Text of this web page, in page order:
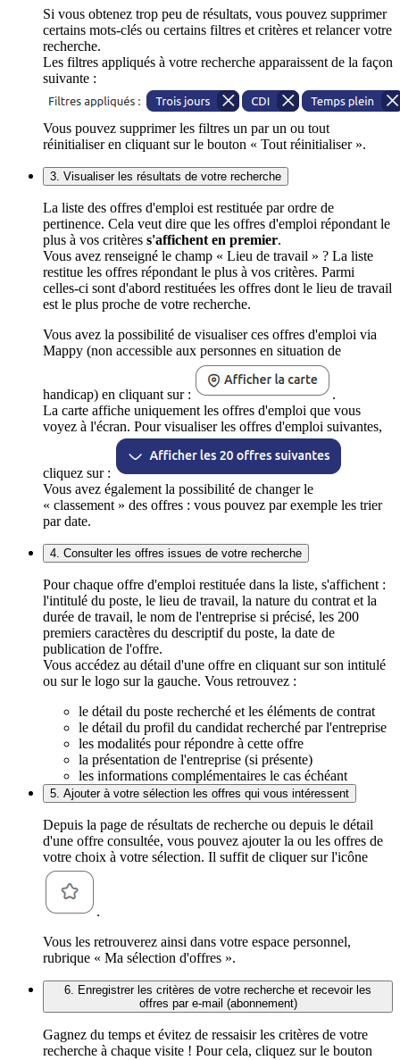
Si vous obtenez trop peu de résultats, vous pouvez supprimer
certains mots-clés ou certains filtres et critères et relancer votre
recherche.
Les filtres appliqués à votre recherche apparaissent de la façon
suivante :
Vous pouvez supprimer les filtres un par un ou tout
réinitialiser en cliquant sur le bouton « Tout réinitialiser ».
3. Visualiser les résultats de votre recherche
La liste des offres d'emploi est restituée par ordre de
pertinence. Cela veut dire que les offres d'emploi répondant le
plus à vos critères s'affichent en premier.
Vous avez renseigné le champ « Lieu de travail » ? La liste
restitue les offres répondant le plus à vos critères. Parmi
celles-ci sont d'abord restituées les offres dont le lieu de travail
est le plus proche de votre recherche.
Vous avez la possibilité de visualiser ces offres d'emploi via
Mappy (non accessible aux personnes en situation de
handicap) en cliquant sur :
.
La carte affiche uniquement les offres d'emploi que vous
voyez à l'écran. Pour visualiser les offres d'emploi suivantes,
cliquez sur :
Vous avez également la possibilité de changer le
« classement » des offres : vous pouvez par exemple les trier
par date.
4. Consulter les offres issues de votre recherche
Pour chaque offre d'emploi restituée dans la liste, s'affichent :
l'intitulé du poste, le lieu de travail, la nature du contrat et la
durée de travail, le nom de l'entreprise si précisé, les 200
premiers caractères du descriptif du poste, la date de
publication de l'offre.
Vous accédez au détail d'une offre en cliquant sur son intitulé
ou sur le logo sur la gauche. Vous retrouvez :
le détail du poste recherché et les éléments de contrat
le détail du profil du candidat recherché par l'entreprise
les modalités pour répondre à cette offre
la présentation de l'entreprise (si présente)
les informations complémentaires le cas échéant
5. Ajouter à votre sélection les offres qui vous intéressent
Depuis la page de résultats de recherche ou depuis le détail
d'une offre consultée, vous pouvez ajouter la ou les offres de
votre choix à votre sélection. Il suffit de cliquer sur l'icône
.
Vous les retrouverez ainsi dans votre espace personnel,
rubrique « Ma sélection d'offres ».
6. Enregistrer les critères de votre recherche et recevoir les
offres par e-mail (abonnement)
Gagnez du temps et évitez de ressaisir les critères de votre
recherche à chaque visite ! Pour cela, cliquez sur le bouton